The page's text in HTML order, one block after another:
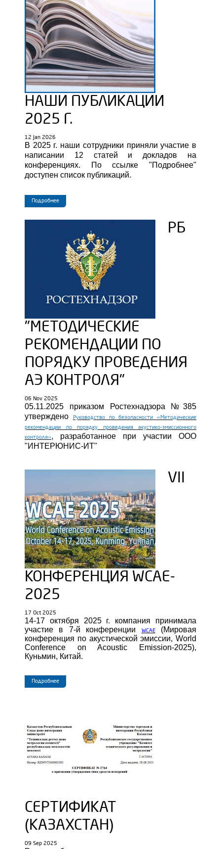
НАШИ ПУБЛИКАЦИИ
2025 Г.
12 Jan 2026
В 2025 г. наши сотрудники приняли участие в
написании 12 статей и докладов на
конференциях.
По ссылке "Подробнее"
доступен список публикаций.
Подробнее
РБ
"МЕТОДИЧЕСКИЕ
РЕКОМЕНДАЦИИ ПО
ПОРЯДКУ ПРОВЕДЕНИЯ
АЭ КОНТРОЛЯ"
06 Nov 2025
05.11.2025 приказом Ростехнадзора №385
утверждено
Руководство по безопасности «Методические
рекомендации по порядку проведения акустико-эмиссионного
контроля», разработанное при участии ООО
"ИНТЕРЮНИС-ИТ"
VII
КОНФЕРЕНЦИЯ WCAE-
2025
17 Oct 2025
14-17 октября 2025 г. компания принимала
участие в 7-й конференции
WCAE(Мировая
конференция по акустической эмиссии, World
Conference on Acoustic Emission-2025),
Куньмин, Китай.
Подробнее
СЕРТИФИКАТ
(КАЗАХСТАН)
09 Sep 2025